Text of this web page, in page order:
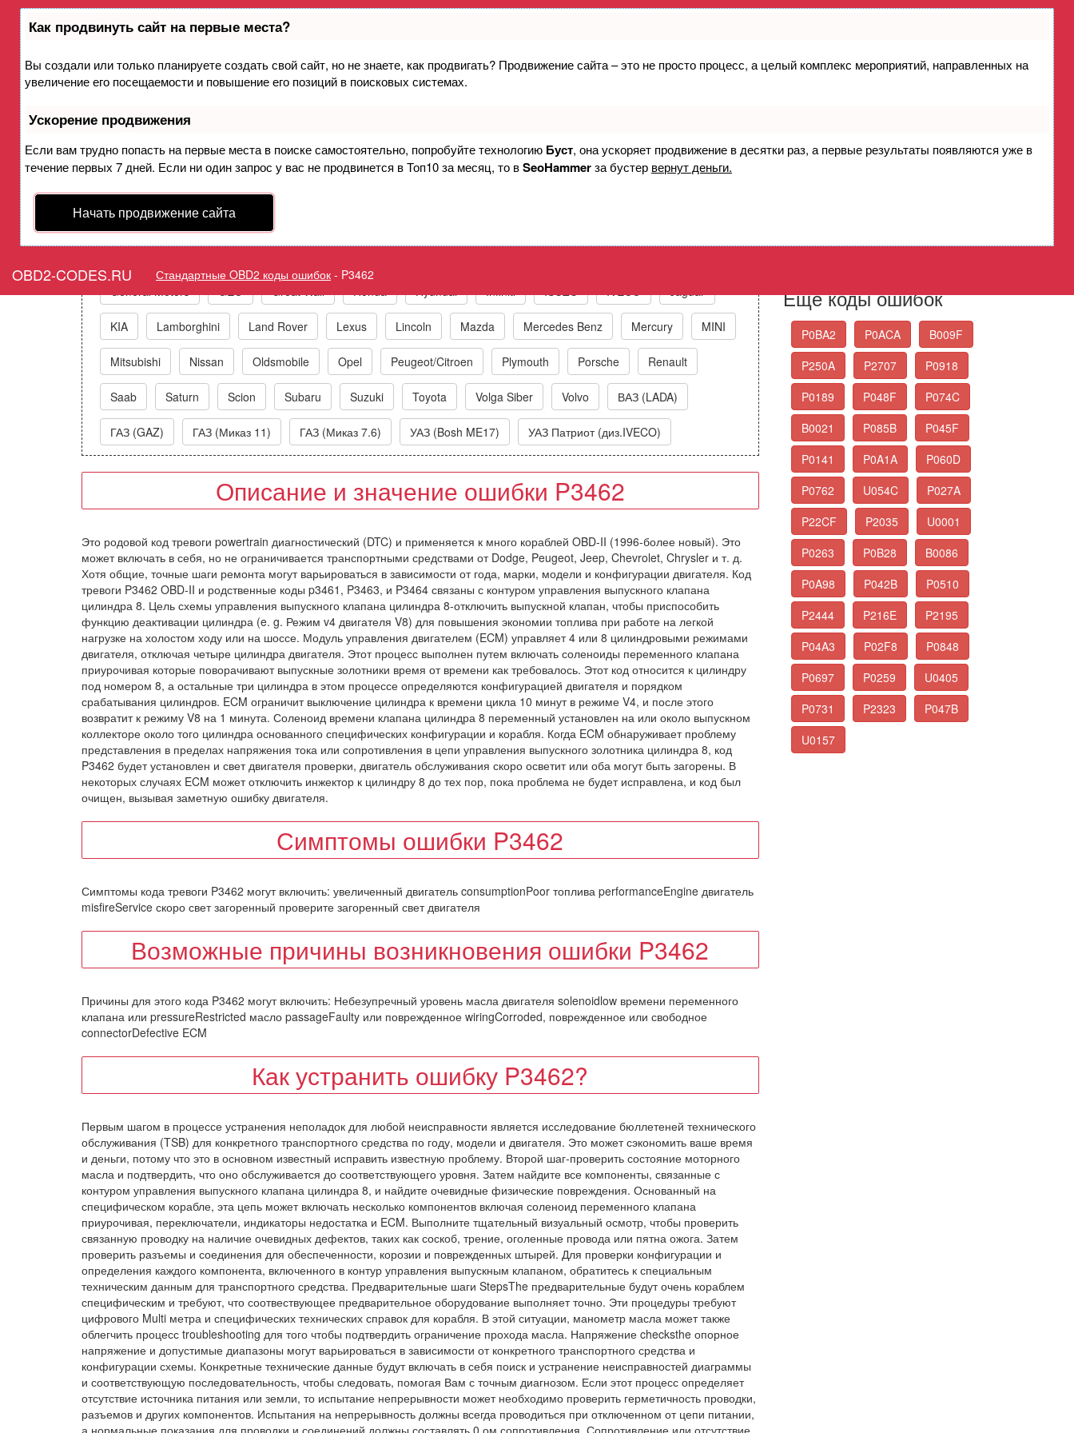
Как продвинуть сайт на первые места?
Вы создали или только планируете создать свой сайт, но не знаете, как продвигать? Продвижение сайта – это не просто процесс, а целый комплекс мероприятий, направленных на
увеличение его посещаемости и повышение его позиций в поисковых системах.
Ускорение продвижения
Если вам трудно попасть на первые места в поиске самостоятельно, попробуйте технологию Буст, она ускоряет продвижение в десятки раз, а первые результаты появляются уже в
течение первых 7 дней. Если ни один запрос у вас не продвинется в Топ10 за месяц, то вSeoHammerза бустер вернут деньги.
Начать продвижение сайта
OBD2-CODES.RU Стандартные OBD2 коды ошибок - P3462
Ошибка P3462 Управление выпускным клапаном, цилиндр 8 - функционирование
Горит ошибка Check Engine P3462 Cylinder 8 Exhaust Valve Control Circuit Performance
General Motors GEO Great Wall Honda Hyundai Infiniti ISUZU IVECO Jaguar
KIA Lamborghini Land Rover Lexus Lincoln Mazda Mercedes Benz Mercury MINI
Mitsubishi Nissan Oldsmobile Opel Peugeot/Citroen Plymouth Porsche Renault
Saab Saturn Scion Subaru Suzuki Toyota Volga Siber Volvo ВАЗ (LADA)
ГАЗ (GAZ) ГАЗ (Миказ 11) ГАЗ (Миказ 7.6) УАЗ (Bosh ME17) УАЗ Патриот (диз.IVECO)
Описание и значение ошибки P3462
Это родовой код тревоги powertrain диагностический (DTC) и применяется к много кораблей OBD-II (1996-более новый). Это
может включать в себя, но не ограничивается транспортными средствами от Dodge, Peugeot, Jeep, Chevrolet, Chrysler и т. д.
Хотя общие, точные шаги ремонта могут варьироваться в зависимости от года, марки, модели и конфигурации двигателя. Код
тревоги P3462 OBD-II и родственные коды p3461, P3463, и P3464 связаны с контуром управления выпускного клапана
цилиндра 8. Цель схемы управления выпускного клапана цилиндра 8-отключить выпускной клапан, чтобы приспособить
функцию деактивации цилиндра (e. g. Режим v4 двигателя V8) для повышения экономии топлива при работе на легкой
нагрузке на холостом ходу или на шоссе. Модуль управления двигателем (ECM) управляет 4 или 8 цилиндровыми режимами
двигателя, отключая четыре цилиндра двигателя. Этот процесс выполнен путем включать соленоиды переменного клапана
приурочивая которые поворачивают выпускные золотники время от времени как требовалось. Этот код относится к цилиндру
под номером 8, а остальные три цилиндра в этом процессе определяются конфигурацией двигателя и порядком
срабатывания цилиндров. ECM ограничит выключение цилиндра к времени цикла 10 минут в режиме V4, и после этого
возвратит к режиму V8 на 1 минута. Соленоид времени клапана цилиндра 8 переменный установлен на или около выпускном
коллекторе около того цилиндра основанного специфических конфигурации и корабля. Когда ECM обнаруживает проблему
представления в пределах напряжения тока или сопротивления в цепи управления выпускного золотника цилиндра 8, код
P3462 будет установлен и свет двигателя проверки, двигатель обслуживания скоро осветит или оба могут быть загорены. В
некоторых случаях ECM может отключить инжектор к цилиндру 8 до тех пор, пока проблема не будет исправлена, и код был
очищен, вызывая заметную ошибку двигателя.
Симптомы ошибки P3462
Симптомы кода тревоги P3462 могут включить: увеличенный двигатель consumptionPoor топлива performanceEngine двигатель
misfireService скоро свет загоренный проверите загоренный свет двигателя
Возможные причины возникновения ошибки P3462
Причины для этого кода P3462 могут включить: Небезупречный уровень масла двигателя solenoidlow времени переменного
клапана или pressureRestricted масло passageFaulty или поврежденное wiringCorroded, поврежденное или свободное
connectorDefective ECM
Как устранить ошибку P3462?
Первым шагом в процессе устранения неполадок для любой неисправности является исследование бюллетеней технического
обслуживания (TSB) для конкретного транспортного средства по году, модели и двигателя. Это может сэкономить ваше время
и деньги, потому что это в основном известный исправить известную проблему. Второй шаг-проверить состояние моторного
масла и подтвердить, что оно обслуживается до соответствующего уровня. Затем найдите все компоненты, связанные с
контуром управления выпускного клапана цилиндра 8, и найдите очевидные физические повреждения. Основанный на
специфическом корабле, эта цепь может включать несколько компонентов включая соленоид переменного клапана
приурочивая, переключатели, индикаторы недостатка и ECM. Выполните тщательный визуальный осмотр, чтобы проверить
связанную проводку на наличие очевидных дефектов, таких как соскоб, трение, оголенные провода или пятна ожога. Затем
проверить разъемы и соединения для обеспеченности, корозии и поврежденных штырей. Для проверки конфигурации и
определения каждого компонента, включенного в контур управления выпускным клапаном, обратитесь к специальным
техническим данным для транспортного средства. Предварительные шаги StepsThe предварительные будут очень кораблем
специфическим и требуют, что соотвествующее предварительное оборудование выполняет точно. Эти процедуры требуют
цифрового Multi метра и специфических технических справок для корабля. В этой ситуации, манометр масла может также
облегчить процесс troubleshooting для того чтобы подтвердить ограничение прохода масла. Напряжение checksthe опорное
напряжение и допустимые диапазоны могут варьироваться в зависимости от конкретного транспортного средства и
конфигурации схемы. Конкретные технические данные будут включать в себя поиск и устранение неисправностей диаграммы
и соответствующую последовательность, чтобы следовать, помогая Вам с точным диагнозом. Если этот процесс определяет
отсутствие источника питания или земли, то испытание непрерывности может необходимо проверить герметичность проводки,
разъемов и других компонентов. Испытания на непрерывность должны всегда проводиться при отключенном от цепи питании,
а нормальные показания для проводки и соединений должны составлять 0 ом сопротивления. Сопротивление или отсутствие
Еще коды ошибок
P0BA2 P0ACA
B009F
P250A
P2707
P0918
P0189
P048F
P074C
B0021
P085B
P045F
P0141
P0A1A
P060D
P0762
U054C
P027A
P22CF
P2035
U0001
P0263
P0B28
B0086
P0A98
P042B
P0510
P2444
P216E
P2195
P04A3
P02F8
P0848
P0697
P0259
U0405
P0731
P2323
P047B
U0157